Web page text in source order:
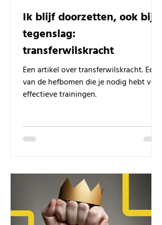
Ik blijf doorzetten, ook bij
tegenslag:
transferwilskracht
Een artikel over transferwilskracht. Een
van de hefbomen die je nodig hebt voor
effectieve trainingen.